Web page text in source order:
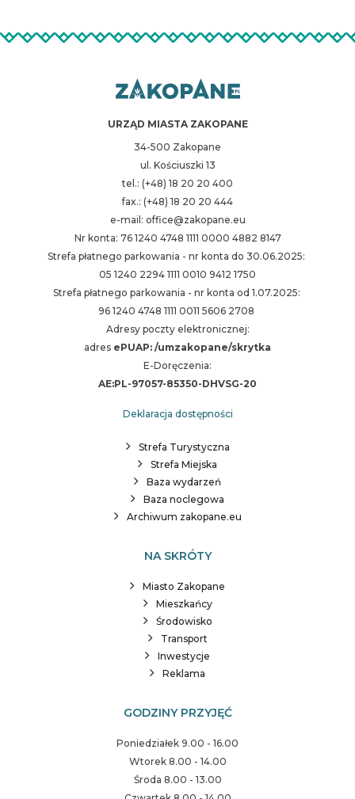
URZĄD MIASTA ZAKOPANE
34-500 Zakopane
ul. Kościuszki 13
tel.: (+48) 18 20 20 400
fax.: (+48) 18 20 20 444
e-mail: office@zakopane.eu
Nr konta: 76 1240 4748 1111 0000 4882 8147
Strefa płatnego parkowania - nr konta do 30.06.2025:
05 1240 2294 1111 0010 9412 1750
Strefa płatnego parkowania - nr konta od 1.07.2025:
96 1240 4748 1111 0011 5606 2708
Adresy poczty elektronicznej:
adres ePUAP: /umzakopane/skrytka
E-Doręczenia:
AE:PL-97057-85350-DHVSG-20
Deklaracja dostępności
Strefa Turystyczna
Strefa Miejska
Baza wydarzeń
Baza noclegowa
Archiwum zakopane.eu
NA SKRÓTY
Miasto Zakopane
Mieszkańcy
Środowisko
Transport
Inwestycje
Reklama
GODZINY PRZYJĘĆ
Poniedziałek 9.00 - 16.00
Wtorek 8.00 - 14.00
Środa 8.00 - 13.00